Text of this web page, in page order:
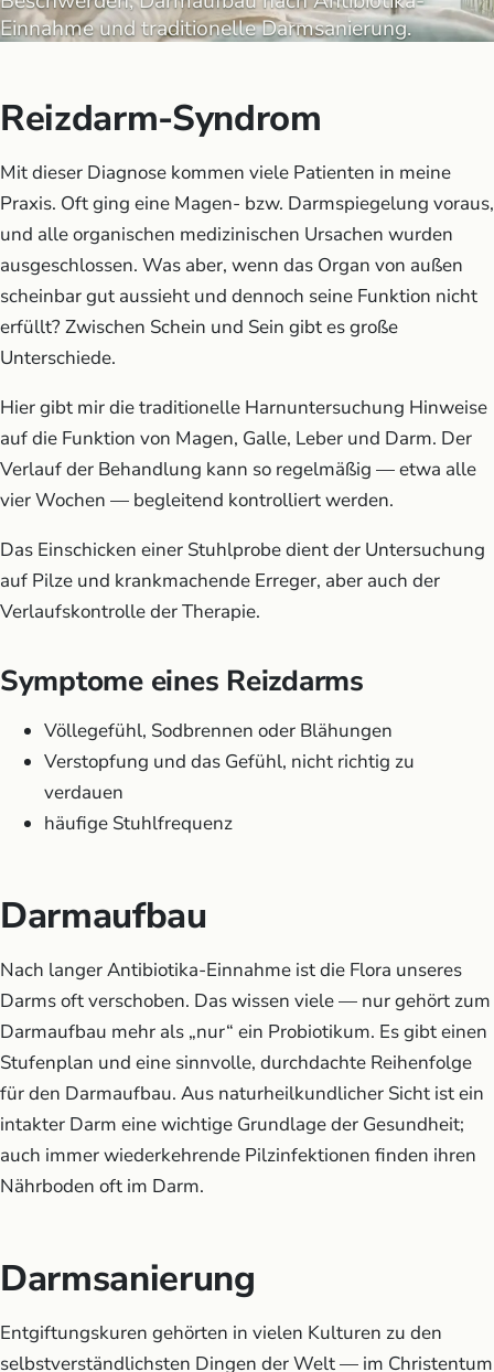
Einnahme und traditionelle Darmsanierung.
Reizdarm-Syndrom
Mit dieser Diagnose kommen viele Patienten in meine
Praxis. Oft ging eine Magen- bzw. Darmspiegelung voraus,
und alle organischen medizinischen Ursachen wurden
ausgeschlossen. Was aber, wenn das Organ von außen
scheinbar gut aussieht und dennoch seine Funktion nicht
erfüllt? Zwischen Schein und Sein gibt es große
Unterschiede.
Hier gibt mir die traditionelle Harnuntersuchung Hinweise
auf die Funktion von Magen, Galle, Leber und Darm. Der
Verlauf der Behandlung kann so regelmäßig — etwa alle
vier Wochen — begleitend kontrolliert werden.
Das Einschicken einer Stuhlprobe dient der Untersuchung
auf Pilze und krankmachende Erreger, aber auch der
Verlaufskontrolle der Therapie.
Symptome eines Reizdarms
Völlegefühl, Sodbrennen oder Blähungen
Verstopfung und das Gefühl, nicht richtig zu
verdauen
häufige Stuhlfrequenz
Darmaufbau
Nach langer Antibiotika-Einnahme ist die Flora unseres
Darms oft verschoben. Das wissen viele — nur gehört zum
Darmaufbau mehr als „nur“ ein Probiotikum. Es gibt einen
Stufenplan und eine sinnvolle, durchdachte Reihenfolge
für den Darmaufbau. Aus naturheilkundlicher Sicht ist ein
intakter Darm eine wichtige Grundlage der Gesundheit;
auch immer wiederkehrende Pilzinfektionen finden ihren
Nährboden oft im Darm.
Darmsanierung
Entgiftungskuren gehörten in vielen Kulturen zu den
selbstverständlichsten Dingen der Welt — im Christentum